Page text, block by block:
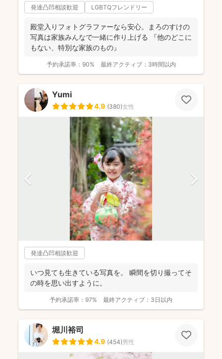
発達凸凹相談歓迎 LGBTQフレンドリー
殿堂入りフォトグラファーなら安心。まろのすけの
写真は家族みんなで一緒に作り上げる 『他のどこに
もない、特別な家族のもの』
予約承諾率： 90% 最終アクティブ： 3時間以内
Yumi
4.9 (380)女性
発達凸凹相談歓迎
いつ見ても生きている写真を。 瞬間を切り撮ってそ
の時を思い出すように。
予約承諾率： 97% 最終アクティブ： 3日以内
堀川裕司
4.9 (454)男性